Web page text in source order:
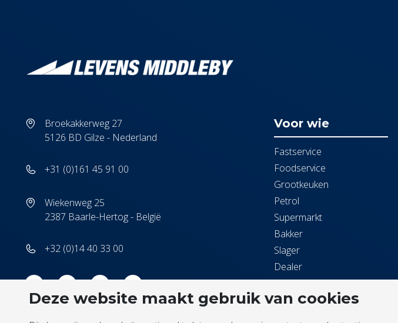
Broekakkerweg 27
5126 BD Gilze - Nederland
+31 (0)161 45 91 00
Wiekenweg 25
2387 Baarle-Hertog - België
+32 (0)14 40 33 00
Voor wie
Fastservice
Foodservice
Grootkeuken
Petrol
Supermarkt
Bakker
Slager
Dealer
Deze website maakt gebruik van cookies